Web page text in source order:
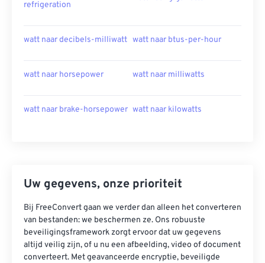
refrigeration
watt naar decibels-milliwatt watt naar btus-per-hour
watt naar horsepower watt naar milliwatts
watt naar brake-horsepower watt naar kilowatts
Uw gegevens, onze prioriteit
Bij FreeConvert gaan we verder dan alleen het converteren
van bestanden: we beschermen ze. Ons robuuste
beveiligingsframework zorgt ervoor dat uw gegevens
altijd veilig zijn, of u nu een afbeelding, video of document
converteert. Met geavanceerde encryptie, beveiligde